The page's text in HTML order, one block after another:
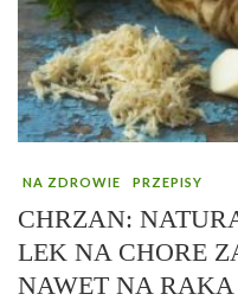
NA ZDROWIE PRZEPISY
CHRZAN:
LEK NA CHORE
NAWET NA RAKA